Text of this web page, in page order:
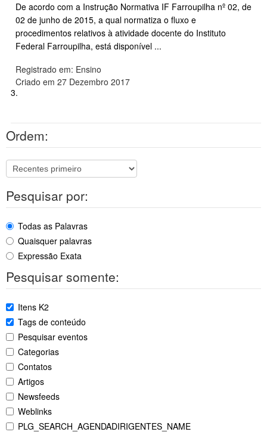
De acordo com a Instrução Normativa IF Farroupilha nº 02, de
02 de junho de 2015, a qual normatiza o fluxo e
procedimentos relativos à atividade docente do Instituto
Federal Farroupilha, está disponível ...
Registrado em: Ensino
Criado em 27 Dezembro 2017
3.
Ordem:
Pesquisar por:
Todas as Palavras
Quaisquer palavras
Expressão Exata
Pesquisar somente:
Itens K2
Tags de conteúdo
Pesquisar eventos
Categorias
Contatos
Artigos
Newsfeeds
Weblinks
PLG_SEARCH_AGENDADIRIGENTES_NAME